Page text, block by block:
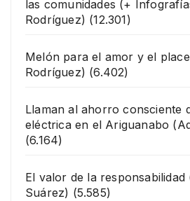
las comunidades (+
Rodríguez) (12.301)
Melón para el amor y el
Rodríguez) (6.402)
Llaman al ahorro consciente
eléctrica en el Ariguanabo
(6.164)
El valor de la responsabilidad
Suárez) (5.585)